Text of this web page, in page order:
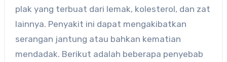
plak yang terbuat dari lemak, kolesterol, dan zat
lainnya. Penyakit ini dapat mengakibatkan
serangan jantung atau bahkan kematian
mendadak. Berikut adalah beberapa penyebab